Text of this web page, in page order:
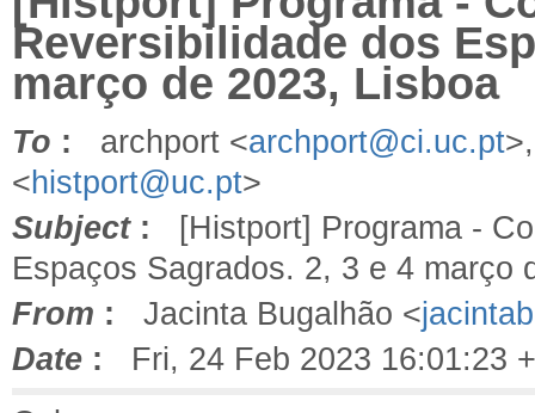
Reversibilidade dos
março de 2023, Lisboa
To : archport <archport@ci.uc.pt
<histport@uc.pt>
Subject: [Histport] Programa -
Espaços Sagrados. 2, 3 e 4 março
From : Jacinta Bugalhão <
Date : Fri, 24 Feb 2023 16:01:23